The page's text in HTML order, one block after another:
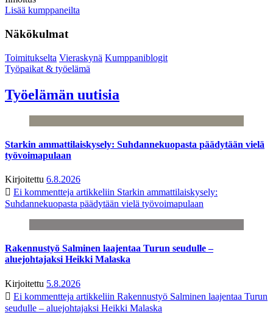
Lisää kumppaneilta
Näkökulmat
Toimitukselta Vieraskynä Kumppaniblogit
Työpaikat & työelämä
Työelämän uutisia
Starkin ammattilaiskysely: Suhdannekuopasta päädytään vielä
työvoimapulaan
Kirjoitettu 6.8.2026
Ei kommentteja artikkeliin Starkin ammattilaiskysely:
Suhdannekuopasta päädytään vielä työvoimapulaan
Rakennustyö Salminen laajentaa Turun seudulle –
aluejohtajaksi Heikki Malaska
Kirjoitettu 5.8.2026
Ei kommentteja artikkeliin Rakennustyö Salminen laajentaa Turun
seudulle – aluejohtajaksi Heikki Malaska